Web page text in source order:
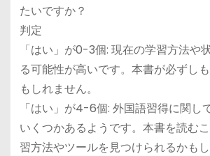
たいですか？
判定
「はい」が0-3個: 現在の学習方法や
る可能性が高いです。本書が必ずし
もしれません。
「はい」が4-6個: 外国語習得に関し
いくつかあるようです。本書を読む
習方法やツールを見つけられるかもし